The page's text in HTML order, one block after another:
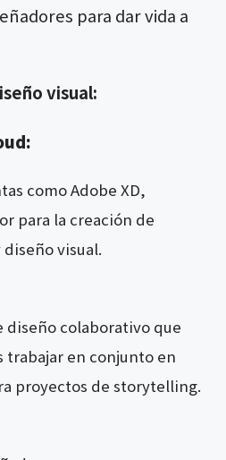
para dar vida a
visual:
como Adobe XD,
para la creación de
visual.
diseño colaborativo que
trabajar en conjunto en
proyectos de storytelling.